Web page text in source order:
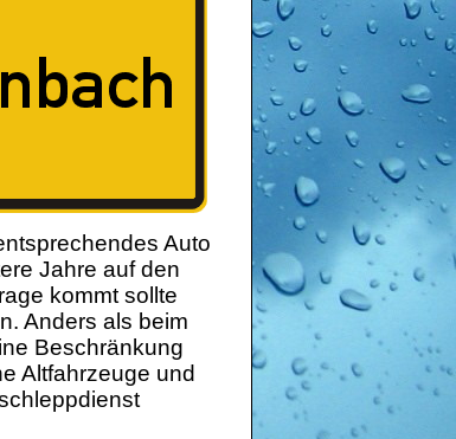
Auto
Jahre auf den
kommt sollte
Anders als beim
Beschränkung
Altfahrzeuge und